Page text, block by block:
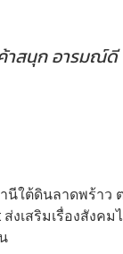
าสนุก อารมณ์
นีใต้ดินลาดพร้า
ส่งเสริมเรื่องสัง